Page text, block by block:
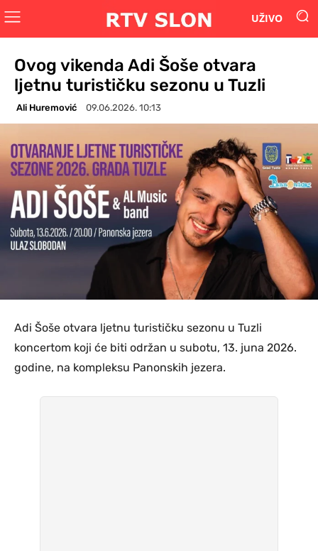
UŽIVO
Ovog vikenda Adi Šoše otvara
ljetnu turističku sezonu u Tuzli
Ali Huremović 09.06.2026. 10:13
Adi Šoše otvara ljetnu turističku sezonu u Tuzli
koncertom koji će biti održan u subotu, 13. juna 2026.
godine, na kompleksu Panonskih jezera.